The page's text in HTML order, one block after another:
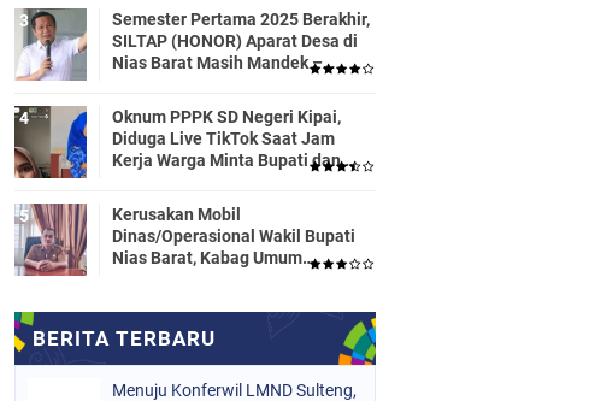
Semester Pertama 2025 Berakhir,
SILTAP (HONOR) Aparat Desa di
Nias Barat Masih Mandek –
Persen
Oknum PPPK SD Negeri Kipai,
Diduga Live TikTok Saat Jam
Kerja Warga Minta Bupati dan
Segera Proses Sesuai Hukum
Kerusakan Mobil
Dinas/Operasional Wakil Bupati
Nias Barat, Kabag Umum
Menuju Konferwil LMND Sulteng,